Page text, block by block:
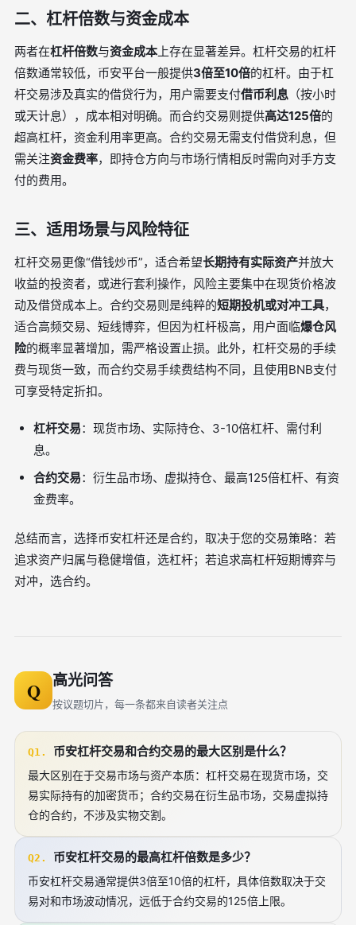
二、杠杆倍数与资金成本
两者在杠杆倍数与资金成本 上存在显著差异。杠杆交易的杠杆
倍数通常较低，币安平台一般提供3倍至10倍的杠杆。由于杠
杆交易涉及真实的借贷行为，用户需要支付借币利息 （按小时
或天计息），成本相对明确。而合约交易则提供高达125倍的
超高杠杆，资金利用率更高。合约交易无需支付借贷利息，但
需关注资金费率，即持仓方向与市场行情相反时需向对手方支
付的费用。
三、适用场景与风险特征
杠杆交易更像“借钱炒币”，适合希望长期持有实际资产并放大
收益的投资者，或进行套利操作，风险主要集中在现货价格波
动及借贷成本上。合约交易则是纯粹的短期投机或对冲工具，
适合高频交易、短线博弈，但因为杠杆极高，用户面临爆仓风
险的概率显著增加，需严格设置止损。此外，杠杆交易的手续
费与现货一致，而合约交易手续费结构不同，且使用BNB支付
可享受特定折扣。
杠杆交易：现货市场、实际持仓、3-10倍杠杆、需付利
息。
合约交易：衍生品市场、虚拟持仓、最高125倍杠杆、有资
金费率。
总结而言，选择币安杠杆还是合约，取决于您的交易策略：若
追求资产归属与稳健增值，选杠杆；若追求高杠杆短期博弈与
对冲，选合约。
Q 高光问答
按议题切片，每一条都来自读者关注点
Q1. 币安杠杆交易和合约交易的最大区别是什么？
最大区别在于交易市场与资产本质：杠杆交易在现货市场，交
易实际持有的加密货币；合约交易在衍生品市场，交易虚拟持
仓的合约，不涉及实物交割。
Q2. 币安杠杆交易的最高杠杆倍数是多少？
币安杠杆交易通常提供3倍至10倍的杠杆，具体倍数取决于交
易对和市场波动情况，远低于合约交易的125倍上限。